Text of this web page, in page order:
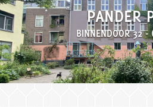
PANDER
BINNENDOOR 32 -